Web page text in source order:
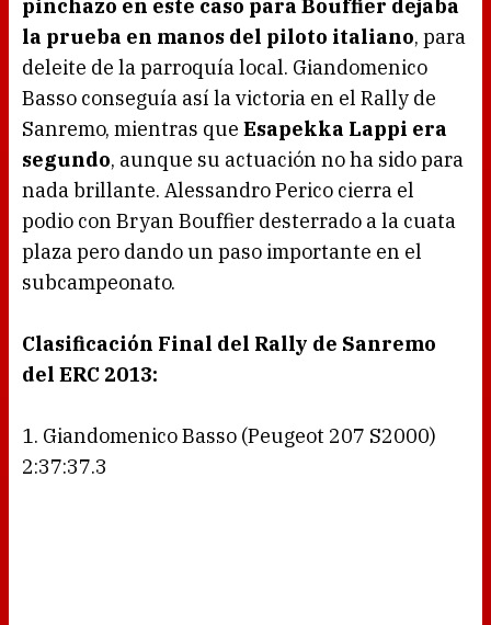
pinchazo en este caso para Bouffier dejaba
la prueba en manos del piloto italiano, para
deleite de la parroquía local. Giandomenico
Basso conseguía así la victoria en el Rally de
Sanremo, mientras que Esapekka Lappi era
segundo, aunque su actuación no ha sido para
nada brillante. Alessandro Perico cierra el
podio con Bryan Bouffier desterrado a la cuata
plaza pero dando un paso importante en el
subcampeonato.
Clasificación Final del Rally de Sanremo
del ERC 2013:
1. Giandomenico Basso (Peugeot 207 S2000)
2:37:37.3